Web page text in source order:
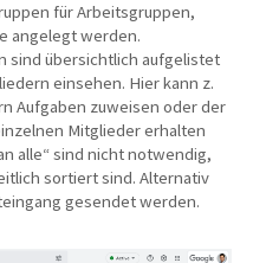
für Arbeitsgruppen,
angelegt werden.
sind übersichtlich aufgelistet
einsehen. Hier kann z.
Aufgaben zuweisen oder der
Mitglieder erhalten
alle“ sind nicht notwendig,
sortiert sind. Alternativ
gesendet werden.